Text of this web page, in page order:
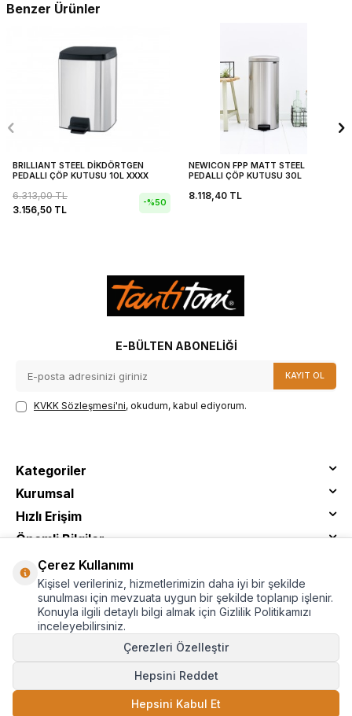
Benzer Ürünler
BRILLIANT STEEL DİKDÖRTGEN
PEDALLI ÇÖP KUTUSU 10L XXXX
6.313,00TL
3.156,50 TL
-%50
NEWICON FPP MATT STEEL
PEDALLI ÇÖP KUTUSU 30L
8.118,40TL
E-BÜLTEN ABONELIĞI
KAYIT OL
KVKK Sözleşmesi'ni, okudum, kabul ediyorum.
Kategoriler
Kurumsal
Hızlı Erişim
Önemli Bilgiler
© Tantitoni - Tüm Hakları Saklıdır
Çerez Kullanımı
Kişisel verileriniz, hizmetlerimizin daha iyi bir şekilde
sunulması için mevzuata uygun bir şekilde toplanıp işlenir.
Konuyla ilgili detaylı bilgi almak için Gizlilik Politikamızı
inceleyebilirsiniz.
Çerezleri Özelleştir
Hepsini Reddet
Hepsini Kabul Et